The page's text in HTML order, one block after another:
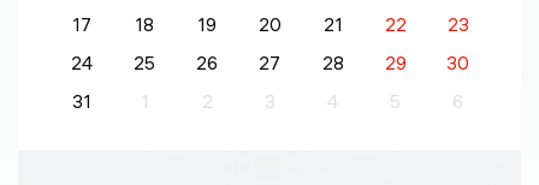
17
18 19 20 21 22
23
24
25 26 27 28 29
30
31
1 2 3 4 5 6